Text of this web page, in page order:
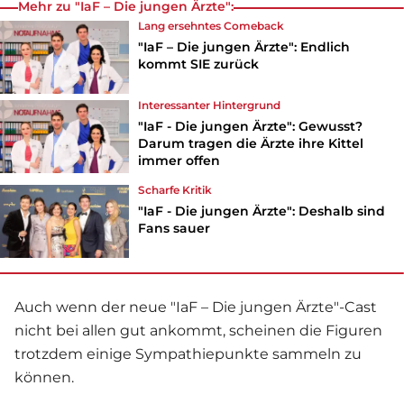
Mehr zu "IaF – Die jungen Ärzte":
Lang ersehntes Comeback
"IaF – Die jungen Ärzte": Endlich
kommt SIE zurück
Interessanter Hintergrund
"IaF - Die jungen Ärzte": Gewusst?
Darum tragen die Ärzte ihre Kittel
immer offen
Scharfe Kritik
"IaF - Die jungen Ärzte": Deshalb sind
Fans sauer
Auch wenn der neue "IaF – Die jungen Ärzte"-Cast
nicht bei allen gut ankommt, scheinen die Figuren
trotzdem einige Sympathiepunkte sammeln zu
können.